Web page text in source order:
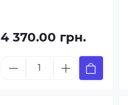
4 370.00 грн.